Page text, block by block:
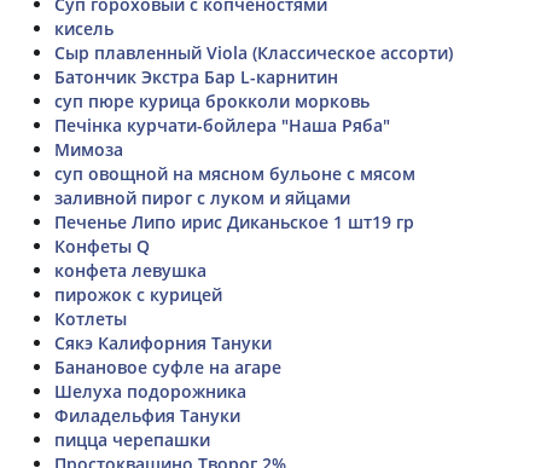
кисель
Сыр плавленный Viola (Классическое ассорти)
Батончик Экстра Бар L-карнитин
суп пюре курица брокколи морковь
Печінка курчати-бойлера "Наша Ряба"
Мимоза
суп овощной на мясном бульоне с мясом
заливной пирог с луком и яйцами
Печенье Липо ирис Диканьское 1 шт19 гр
Конфеты Q
конфета левушка
пирожок с курицей
Котлеты
Сякэ Калифорния Тануки
Банановое суфле на агаре
Шелуха подорожника
Филадельфия Тануки
пицца черепашки